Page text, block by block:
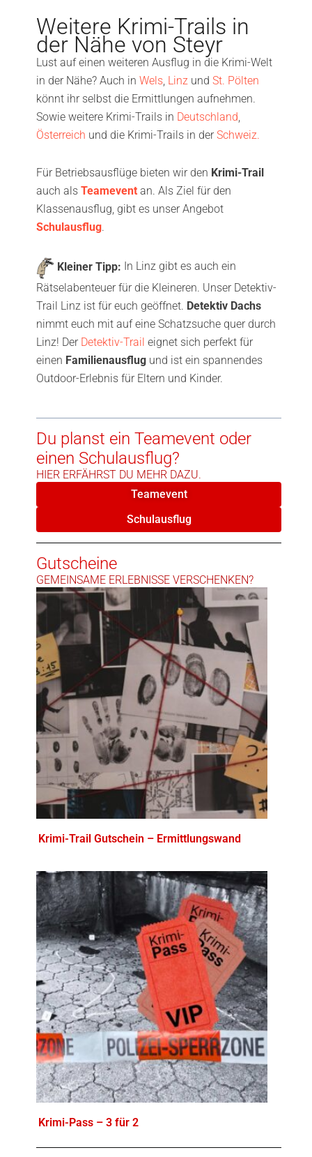
Weitere Krimi-Trails in
der Nähe von Steyr
Lust auf einen weiteren Ausflug in die Krimi-Welt
in der Nähe? Auch in Wels, Linz und St. Pölten
könnt ihr selbst die Ermittlungen aufnehmen.
Sowie weitere Krimi-Trails in Deutschland,
Österreich und die Krimi-Trails in derSchweiz.
Für Betriebsausflüge bieten wir den Krimi-Trail
auch als Teamevent an. Als Ziel für den
Klassenausflug, gibt es unser Angebot
Schulausflug.
Kleiner Tipp: In Linz gibt es auch ein
Rätselabenteuer für die Kleineren. Unser Detektiv-
Trail Linz ist für euch geöffnet. Detektiv Dachs
nimmt euch mit auf eine Schatzsuche quer durch
Linz! Der Detektiv-Trail eignet sich perfekt für
einen Familienausflug und ist ein spannendes
Outdoor-Erlebnis für Eltern und Kinder.
Du planst ein Teamevent oder
einen Schulausflug?
HIER ERFÄHRST DU MEHR DAZU.
Teamevent
Schulausflug
Gutscheine
GEMEINSAME ERLEBNISSE VERSCHENKEN?
Krimi-Trail Gutschein – Ermittlungswand
Krimi-Pass – 3 für 2